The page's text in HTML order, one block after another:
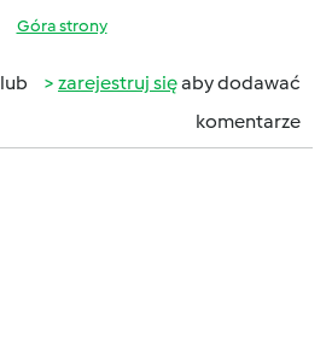
Góra strony
lub zarejestruj sięaby dodawać
komentarze